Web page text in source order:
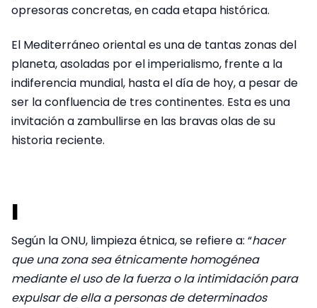
opresoras concretas, en cada etapa histórica.
El Mediterráneo oriental es una de tantas zonas del
planeta, asoladas por el imperialismo, frente a la
indiferencia mundial, hasta el día de hoy, a pesar de
ser la confluencia de tres continentes. Esta es una
invitación a zambullirse en las bravas olas de su
historia reciente.
I
Según la ONU, limpieza étnica, se refiere a: “hacer
que una zona sea étnicamente homogénea
mediante el uso de la fuerza o la intimidación para
expulsar de ella a personas de determinados